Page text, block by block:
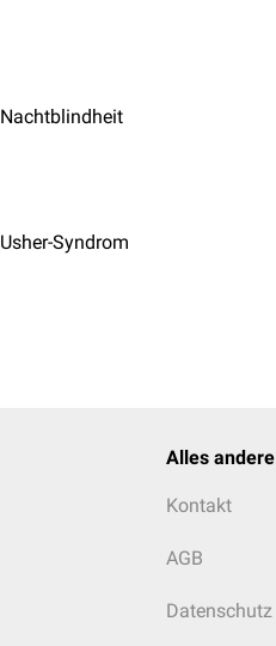
Nachtblindheit
Usher-Syndrom
Alles andere
Kontakt
AGB
Datenschutz